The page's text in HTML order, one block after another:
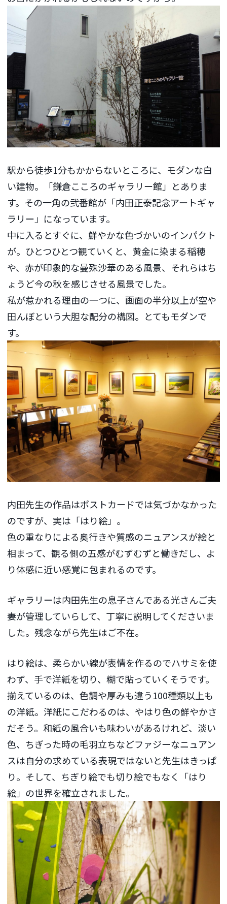
駅から徒歩1分もかからないところに、モダンな白
い建物。「鎌倉こころのギャラリー館」とありま
す。その一角の弐番館が「内田正泰記念アートギャ
ラリー」になっています。
中に入るとすぐに、鮮やかな色づかいのインパクト
が。ひとつひとつ観ていくと、黄金に染まる稲穂
や、赤が印象的な曼殊沙華のある風景、それらはち
ょうど今の秋を感じさせる風景でした。
私が惹かれる理由の一つに、画面の半分以上が空や
田んぼという大胆な配分の構図。とてもモダンで
す。
内田先生の作品はポストカードでは気づかなかった
のですが、実は「はり絵」。
色の重なりによる奥行きや質感のニュアンスが絵と
相まって、観る側の五感がむずむずと働きだし、よ
り体感に近い感覚に包まれるのです。
ギャラリーは内田先生の息子さんである光さんご夫
妻が管理していらして、丁寧に説明してくださいま
した。残念ながら先生はご不在。
はり絵は、柔らかい線が表情を作るのでハサミを使
わず、手で洋紙を切り、糊で貼っていくそうです。
揃えているのは、色調や厚みも違う100種類以上も
の洋紙。洋紙にこだわるのは、やはり色の鮮やかさ
だそう。和紙の風合いも味わいがあるけれど、淡い
色、ちぎった時の毛羽立ちなどファジーなニュアン
スは自分の求めている表現ではないと先生はきっぱ
り。そして、ちぎり絵でも切り絵でもなく「はり
絵」の世界を確立されました。